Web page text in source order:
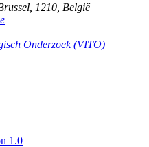
1210 België
Onderzoek (VITO)
1.0